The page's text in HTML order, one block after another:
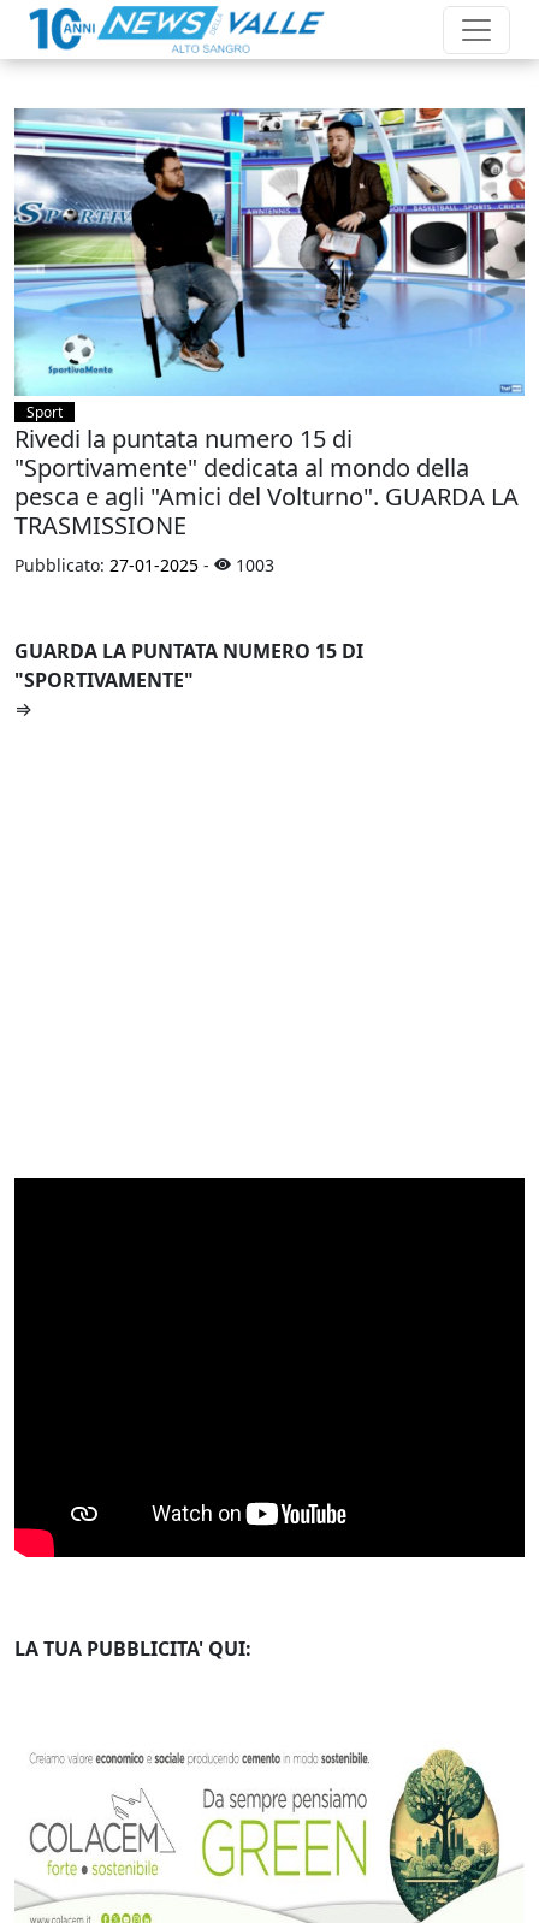
Sport
Rivedi la puntata numero 15 di
"Sportivamente" dedicata al mondo della
pesca e agli "Amici del Volturno". GUARDA LA
TRASMISSIONE
Pubblicato: 27-01-2025 - 1003
GUARDA LA PUNTATA NUMERO 15 DI
"SPORTIVAMENTE"
⇒
LA TUA PUBBLICITA' QUI: